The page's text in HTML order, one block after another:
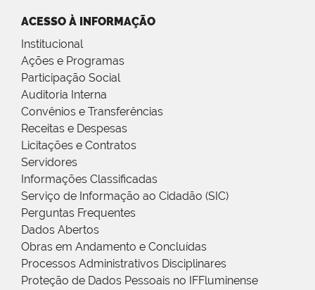
ACESSO À INFORMAÇÃO
Institucional
Ações e Programas
Participação Social
Auditoria Interna
Convênios e Transferências
Receitas e Despesas
Licitações e Contratos
Servidores
Informações Classificadas
Serviço de Informação ao Cidadão (SIC)
Perguntas Frequentes
Dados Abertos
Obras em Andamento e Concluídas
Processos Administrativos Disciplinares
Proteção de Dados Pessoais no IFFluminense